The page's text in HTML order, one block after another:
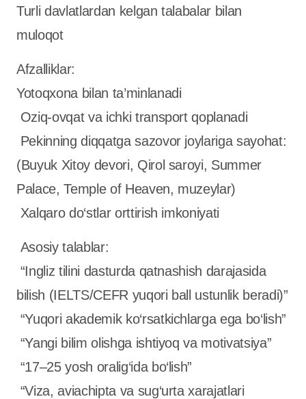
Turli davlatlardan kelgan talabalar bilan
muloqot
Afzalliklar:
Yotoqxona bilan ta’minlanadi
Oziq-ovqat va ichki transport qoplanadi
Pekinning diqqatga sazovor joylariga sayohat:
(Buyuk Xitoy devori, Qirol saroyi, Summer
Palace, Temple of Heaven, muzeylar)
Xalqaro do‘stlar orttirish imkoniyati
Asosiy talablar:
“Ingliz tilini dasturda qatnashish darajasida
bilish (IELTS/CEFR yuqori ball ustunlik beradi)”
“Yuqori akademik ko‘rsatkichlarga ega bo‘lish”
“Yangi bilim olishga ishtiyoq va motivatsiya”
“17–25 yosh oralig‘ida bo‘lish”
“Viza, aviachipta va sug‘urta xarajatlari